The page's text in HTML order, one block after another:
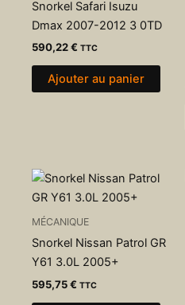
Snorkel Safari Isuzu
Dmax 2007-2012 3 0TD
590,22€ TTC
Ajouter au panier
MÉCANIQUE
Snorkel Nissan Patrol GR
Y61 3.0L 2005+
595,75€ TTC